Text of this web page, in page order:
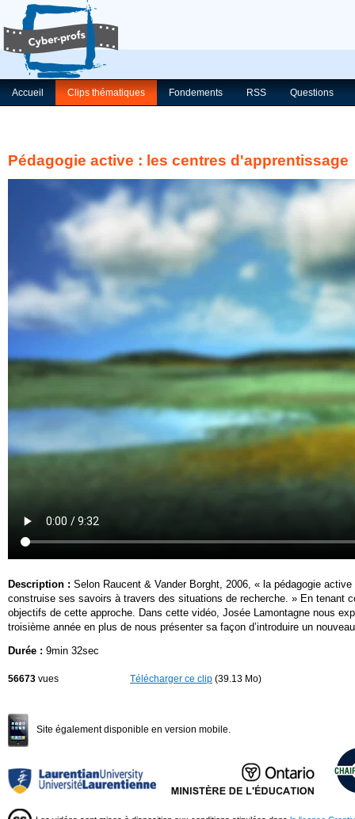
Accueil Clips thématiques Fondements RSS Questions
Pédagogie active : les centres d'apprentissage
Description : Selon Raucent & Vander Borght, 2006, « la pédagogie
construise ses savoirs à travers des situations de recherche. » En tenant
objectifs de cette approche. Dans cette vidéo, Josée Lamontagne nous
troisième année en plus de nous présenter sa façon d’introduire un
Durée : 9min 32sec
56673 vues Télécharger ce clip (39.13 Mo)
Site également disponible en version mobile.